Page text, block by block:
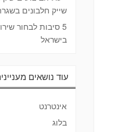
שייק חלבונים
5 סיבות לבחור
בישראל
עוד נושאים
אינטרנט
בלוג